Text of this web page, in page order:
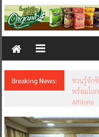
Thailand
New
Breaking News:
ชวนรู้จักซิ
พร้อมโอก
Affiliate